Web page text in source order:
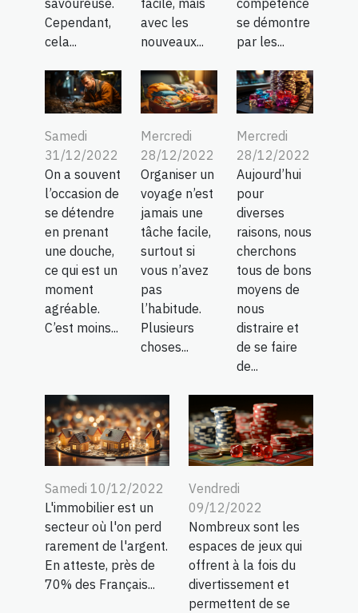
Cependant,
cela...
avec les
nouveaux...
se démontre
par les...
Samedi
31/12/2022
On a souvent
l’occasion de
se détendre
en prenant
une douche,
ce qui est un
moment
agréable.
C’est moins...
Mercredi
28/12/2022
Organiser un
voyage n’est
jamais une
tâche facile,
surtout si
vous n’avez
pas
l’habitude.
Plusieurs
choses...
Mercredi
28/12/2022
Aujourd’hui
pour
diverses
raisons, nous
cherchons
tous de bons
moyens de
nous
distraire et
de se faire
de...
Samedi 10/12/2022
L'immobilier est un
secteur où l'on perd
rarement de l'argent.
En atteste, près de
70% des Français...
Vendredi
09/12/2022
Nombreux sont les
espaces de jeux qui
offrent à la fois du
divertissement et
permettent de se